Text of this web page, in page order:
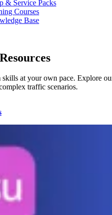
& Service Packs
Courses
Base
at your own pace. Explore
traffic scenarios.